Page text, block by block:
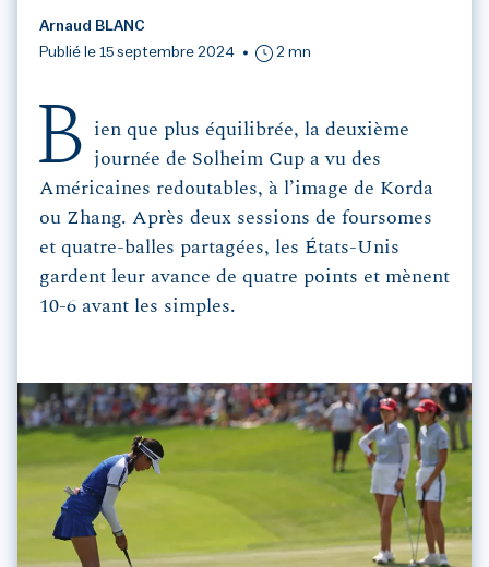
Arnaud BLANC
Publié le 15 septembre 2024
2 mn
B
ien que plus équilibrée, la deuxième
journée de Solheim Cup a vu des
Américaines redoutables, à l’image de Korda
ou Zhang. Après deux sessions de foursomes
et quatre-balles partagées, les États-Unis
gardent leur avance de quatre points et mènent
10-6 avant les simples.